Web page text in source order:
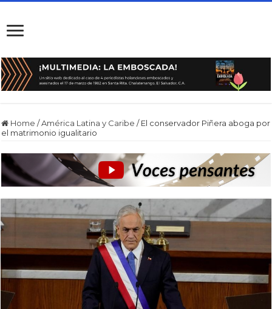
Home /América Latina y Caribe / El conservador Piñera aboga por
el matrimonio igualitario